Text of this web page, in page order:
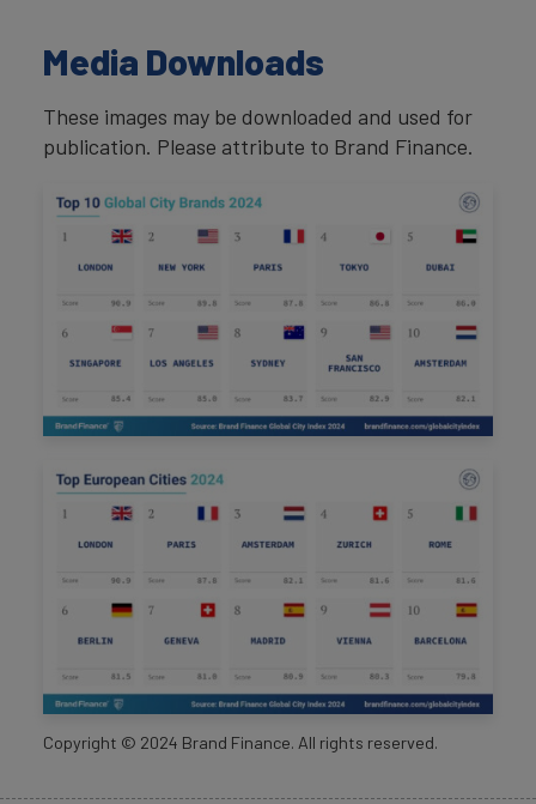
Media Downloads
These images may be downloaded and used for
publication. Please attribute to Brand Finance.
Copyright © 2024 Brand Finance. All rights reserved.